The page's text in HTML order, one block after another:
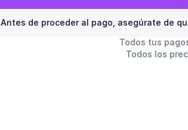
Antes de proceder al pago, asegúrate de
Todos tus
Todos los